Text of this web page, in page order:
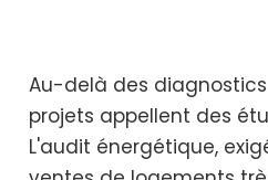
Au-delà des
projets appellent des
L'audit énergétique,